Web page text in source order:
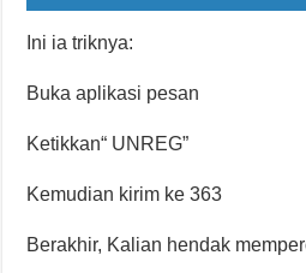
Ini ia triknya:
Buka aplikasi pesan
Ketikkan“ UNREG”
Kemudian kirim ke 363
Berakhir, Kalian hendak